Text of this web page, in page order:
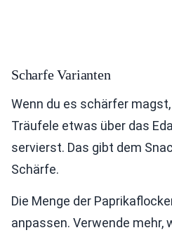
Scharfe Varianten
Wenn du es schärfer
Träufele etwas über das
servierst. Das gibt dem
Schärfe.
Die Menge der
anpassen. Verwende mehr,